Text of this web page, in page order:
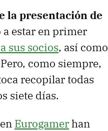
la presentación de
a estar en primer
sus socios, así como
como siempre,
recopilar todas
siete días.
Eurogamerhan